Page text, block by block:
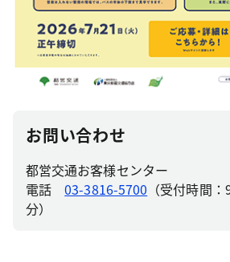
お問い合わせ
都営交通お客様センター
電話03-3816-5700 （受付時間
分）